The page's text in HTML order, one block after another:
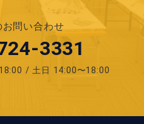
お問い合わせ
3331
/ 土日 14:00〜18:00